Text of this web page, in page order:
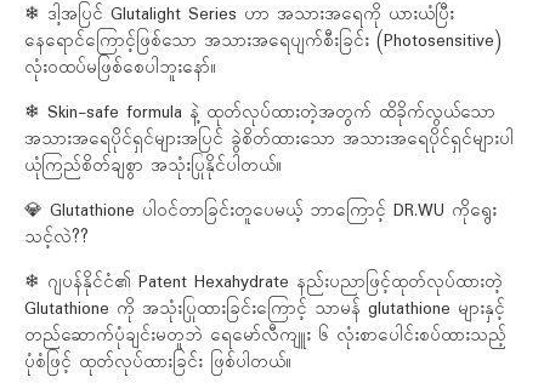
❄ ဒါ့အပြင် Glutalight Series ဟာ အသားအရေကို ယားယံပြီး
နေရောင်ကြောင့်ဖြစ်သော အသားအရေပျက်စီးခြင်း (Photosensitive)
လုံးဝထပ်မဖြစ်စေပါဘူးနော်။
❄ Skin-safe formula နဲ့ ထုတ်လုပ်ထားတဲ့အတွက် ထိခိုက်လွယ်သော
အသားအရေပိုင်ရှင်များအပြင် ခွဲစိတ်ထားသော အသားအရေပိုင်ရှင်များပါ
ယုံကြည်စိတ်ချစွာ အသုံးပြုနိုင်ပါတယ်။
💎 Glutathione ပါဝင်တာခြင်းတူပေမယ့် ဘာကြောင့် DR.WU ကိုရွေး
သင့်လဲ??
❄ ဂျပန်နိုင်ငံ၏ Patent Hexahydrate နည်းပညာဖြင့်ထုတ်လုပ်ထားတဲ့
Glutathione ကို အသုံးပြုထားခြင်းကြောင့် သာမန် glutathione များနှင့်
တည်ဆောက်ပုံချင်းမတူဘဲ ရေမော်လီကျူး ၆ လုံးစာပေါင်းစပ်ထားသည့်
ပုံစံဖြင့် ထုတ်လုပ်ထားခြင်း ဖြစ်ပါတယ်။